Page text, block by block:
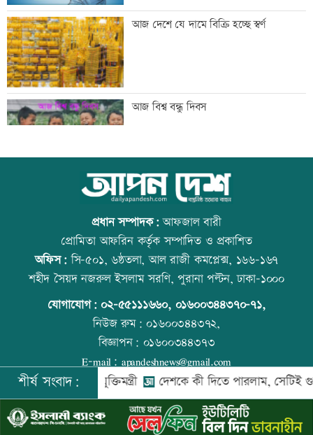
বিএনপি গণমাধ্যমের স্বাধীনতায় বিশ্বাস করে:
প্রতিমন্ত্রী টুকু
তিস্তা মহাপরিকল্পনার কাজ শিগগিরই শুরু
হচ্ছে: প্রতিমন্ত্রী ফরহাদ
অতিরিক্ত মদপানে এক ব্যক্তির মৃত্যু
ইবির গবেষণাপত্র প্রত্যাহারের ঘটনায় তদন্ত
কমিটি
যুবদল নেতার মরদেহ গুমের চেষ্টা, থানায়
মামলা
দেশকে কী দিতে পারলাম, সেটিই গুরুত্বপূর্ণ:
আজ দেশে যে দামে বিক্রি হচ্ছে স্বর্ণ
আজ বিশ্ব বন্ধু দিবস
কোরআন-হাদিসে নামাজ না পড়ার শাস্তি
উত্থান-পতনের বাজারে আজ স্বর্ণের ভরি কত
আজ স্বর্ণ-রুপা যে দামে বিক্রি হচ্ছে
প্রধান সম্পাদক:আফজাল বারী
প্রোমিতা আফরিন কর্তৃক সম্পাদিত ও প্রকাশিত
অফিস:সি-৫০১, ৬ষ্ঠতলা, আল রাজী কমপ্লেক্স, ১৬৬-১৬৭
শহীদ সৈয়দ নজরুল ইসলাম সরণি, পুরানা পল্টন, ঢাকা-১০০০
যোগাযোগ: ০২-৫৫১১১৬৬০, ০১৬০০৩৪৪৩৭০-৭১,
নিউজ রুম:০১৬০০৩৪৪৩৭২,
বিজ্ঞাপন: ০১৬০০৩৪৪৩৭৩
E-mail: apandeshnews@gmail.com
©২০২৬ |আপন দেশ ডটকমকর্তৃক সর্বসত্ব ® সংরক্ষিত | উন্নয়নে
ইমিথমেকারস.কম
শীর্ষ সংবাদ:
তথ্যপ্রযুক্তিমন্ত্রী দেশকে কী দিতে পারলাম, সেটিই গুরুত্বপূর্ণ: